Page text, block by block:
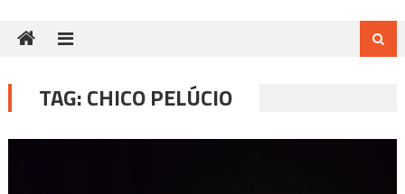
TAG:CHICO PELÚCIO